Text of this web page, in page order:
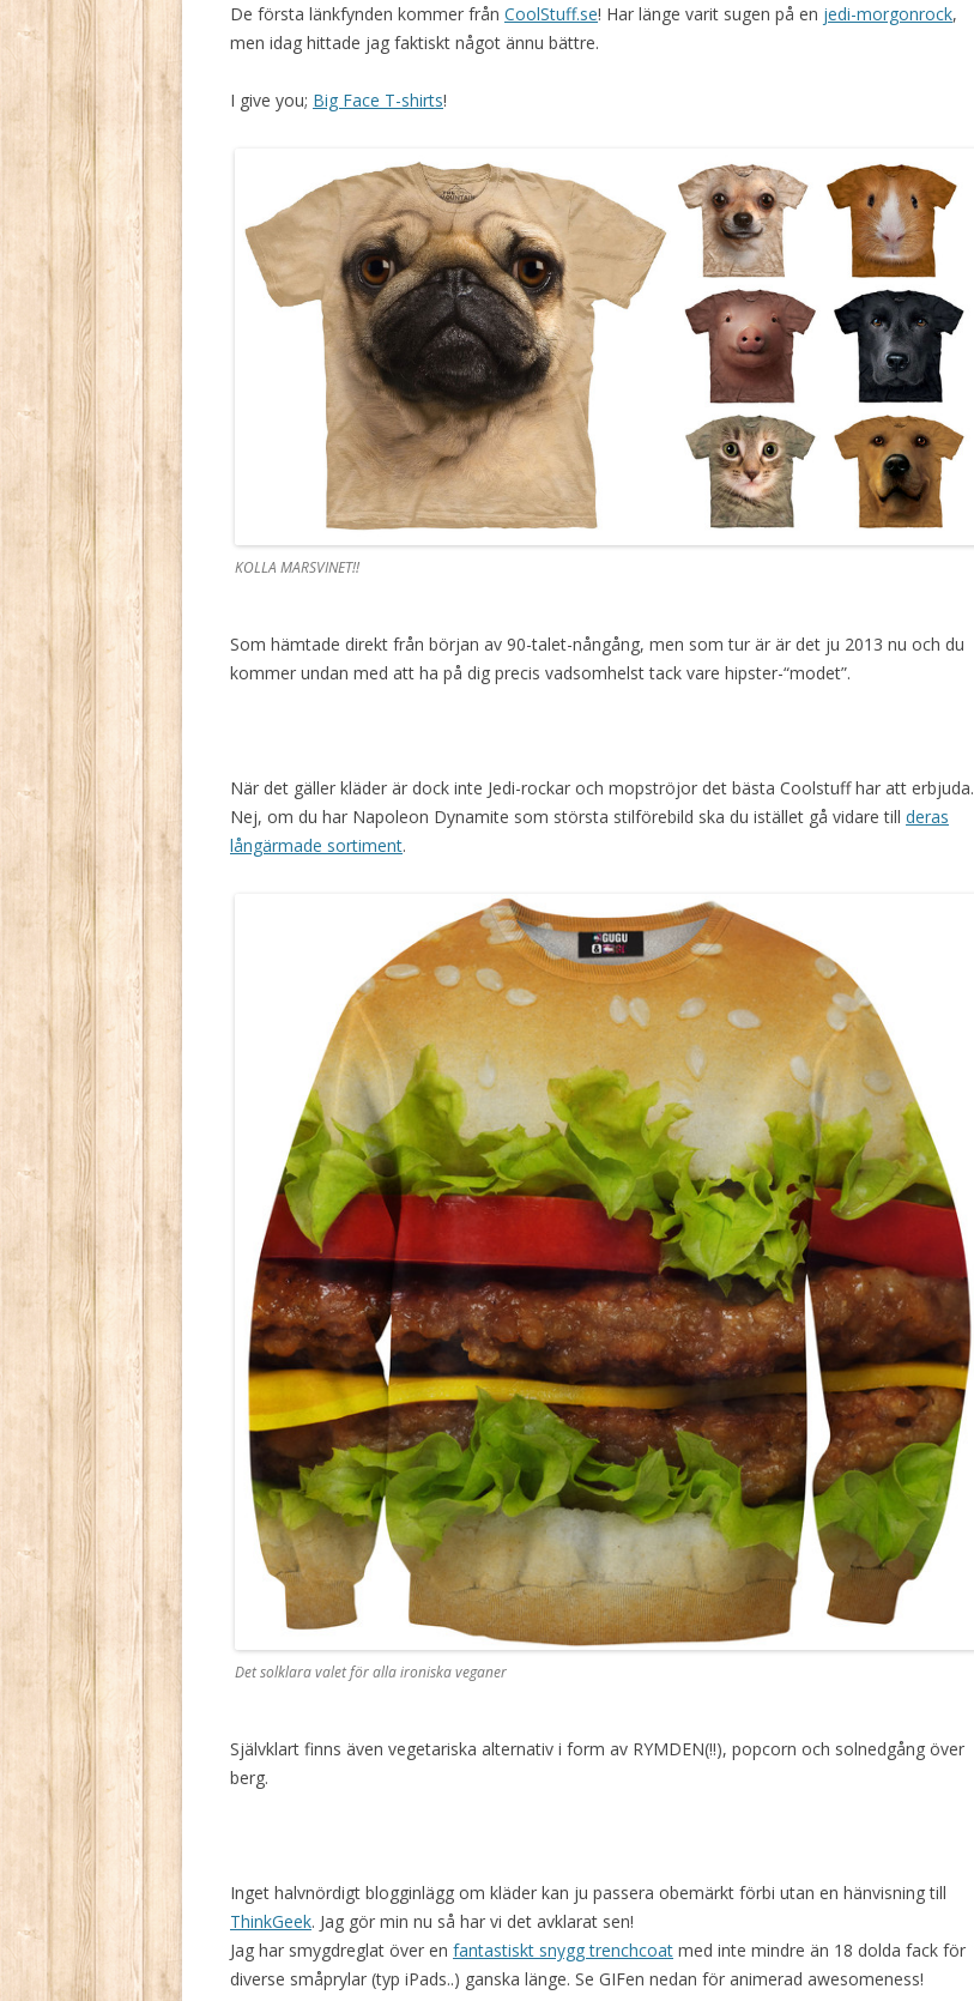
De första länkfynden kommer från CoolStuff.se! Har länge varit sugen på en jedi-morgonrock,
men idag hittade jag faktiskt något ännu bättre.
I give you; Big Face T-shirts!
KOLLA MARSVINET!!
Som hämtade direkt från början av 90-talet-nångång, men som tur är är det ju 2013 nu och du
kommer undan med att ha på dig precis vadsomhelst tack vare hipster-“modet”.
När det gäller kläder är dock inte Jedi-rockar och mopströjor det bästa Coolstuff har att erbjuda.
Nej, om du har Napoleon Dynamite som största stilförebild ska du istället gå vidare till deras
långärmade sortiment.
Det solklara valet för alla ironiska veganer
Självklart finns även vegetariska alternativ i form av RYMDEN(!!), popcorn och solnedgång över
berg.
Inget halvnördigt blogginlägg om kläder kan ju passera obemärkt förbi utan en hänvisning till
ThinkGeek. Jag gör min nu så har vi det avklarat sen!
Jag har smygdreglat över en fantastiskt snygg trenchcoat med inte mindre än 18 dolda fack för
diverse småprylar (typ iPads..) ganska länge. Se GIFen nedan för animerad awesomeness!